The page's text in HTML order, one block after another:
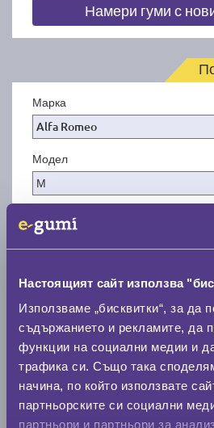
Настоящият сайт използва
Използваме „бисквитки“, за да
съдържанието и рекламите, да
функции на социални медии и
трафика си. Също така
начина, по който използвате
партньорските си социални
партньори и партньори за
Намери гуми с
Марка
Модел